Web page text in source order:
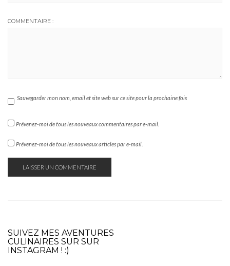
COMMENTAIRE :
Sauvegarder mon nom, email et site web sur ce site pour la prochaine fois
Prévenez-moi de tous les nouveaux commentaires par e-mail.
Prévenez-moi de tous les nouveaux articles par e-mail.
SUIVEZ MES AVENTURES
CULINAIRES SUR SUR
INSTAGRAM ! :)